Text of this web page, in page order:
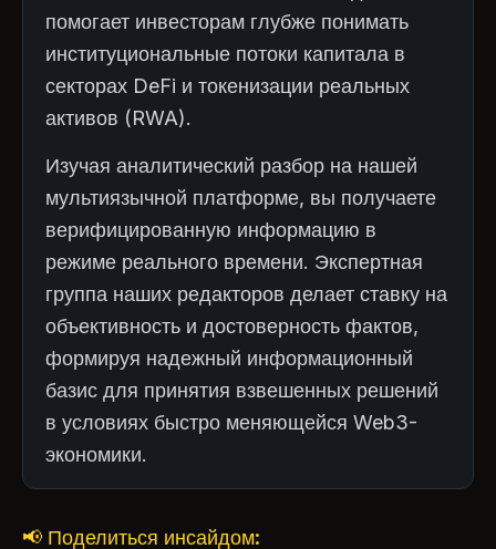
помогает инвесторам глубже понимать
институциональные потоки капитала в
секторах DeFi и токенизации реальных
активов (RWA).
Изучая аналитический разбор на нашей
мультиязычной платформе, вы получаете
верифицированную информацию в
режиме реального времени. Экспертная
группа наших редакторов делает ставку на
объективность и достоверность фактов,
формируя надежный информационный
базис для принятия взвешенных решений
в условиях быстро меняющейся Web3-
экономики.
📢 Поделиться инсайдом: